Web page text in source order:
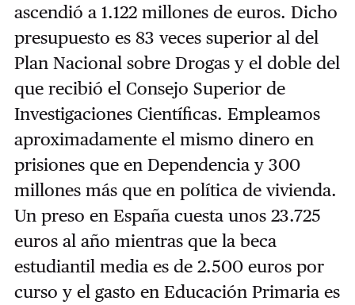
ascendió a 1.122 millones de euros. Dicho
presupuesto es 83 veces superior al del
Plan Nacional sobre Drogas y el doble del
que recibió el Consejo Superior de
Investigaciones Científicas. Empleamos
aproximadamente el mismo dinero en
prisiones que en Dependencia y 300
millones más que en política de vivienda.
Un preso en España cuesta unos 23.725
euros al año mientras que la beca
estudiantil media es de 2.500 euros por
curso y el gasto en Educación Primaria es